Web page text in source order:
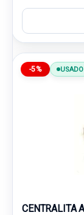
-5% USADO
CENTRALITA